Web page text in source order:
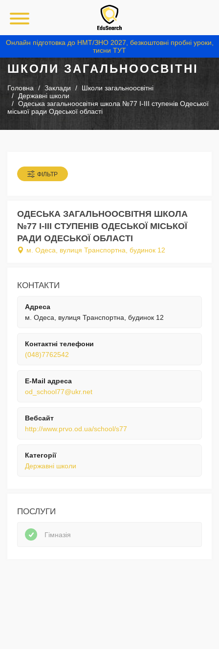
Онлайн підготовка до НМТ/ЗНО 2027, безкоштовні пробні уроки,
тисни ТУТ
ШКОЛИ ЗАГАЛЬНООСВІТНІ
Головна Заклади
Школи загальноосвітні
Державні школи
Одеська загальноосвітня школа №77 I-III ступенів Одеської
міської ради Одеської області
ФІЛЬТР
ОДЕСЬКА ЗАГАЛЬНООСВІТНЯ ШКОЛА
№77 I-III СТУПЕНІВ ОДЕСЬКОЇ МІСЬКОЇ
РАДИ ОДЕСЬКОЇ ОБЛАСТІ
м. Одеса, вулиця Транспортна, будинок 12
КОНТАКТИ
Адреса
м. Одеса, вулиця Транспортна, будинок 12
Контактні телефони
(048)7762542
E-Mail адреса
od_school77@ukr.net
Вебсайт
http://www.prvo.od.ua/school/s77
Категорії
Державні школи
ПОСЛУГИ
Гімназія